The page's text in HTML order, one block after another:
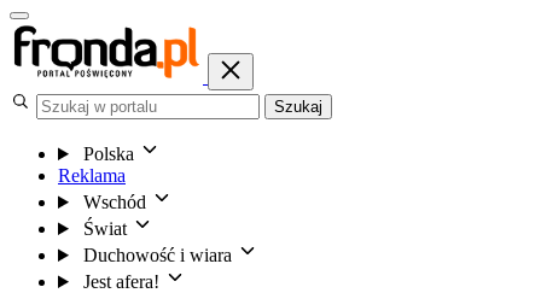
Szukaj
Polska
Reklama
Wschód
Świat
Duchowość i wiara
Jest afera!